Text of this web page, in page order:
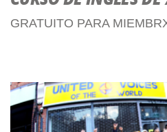
GRATUITO PARA